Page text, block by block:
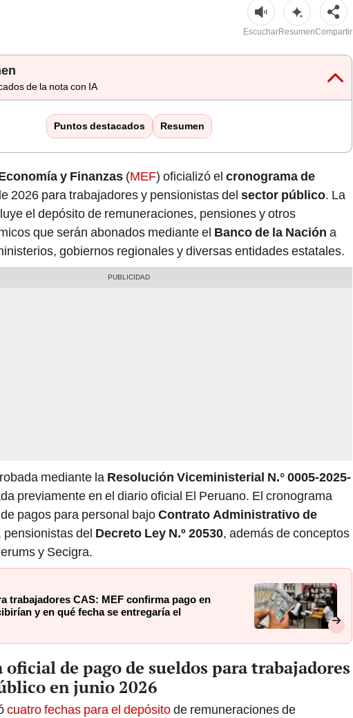
EscucharResumenCompartir
de la nota con IA
Puntos destacados Resumen
y Finanzas (MEF) oficializó el cronograma de
2026 para trabajadores y pensionistas del sector público. La
el depósito de remuneraciones, pensiones y otros
que serán abonados mediante el Banco de la Nación a
gobiernos regionales y diversas entidades estatales.
mediante la Resolución Viceministerial N.° 0005-2025-
previamente en el diario oficial El Peruano. El cronograma
pagos para personal bajoContrato Administrativo de
pensionistas del Decreto Ley N.º 20530, además de conceptos
y Secigra.
trabajadores CAS: MEF confirma pago en
y en qué fecha se entregaría el
oficial de pago de sueldos para trabajadores
en junio 2026
cuatro fechas para el depósitode remuneraciones de